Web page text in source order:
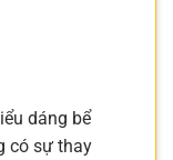
dáng bể
có sự thay